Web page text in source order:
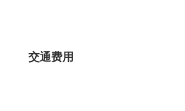
交通费用